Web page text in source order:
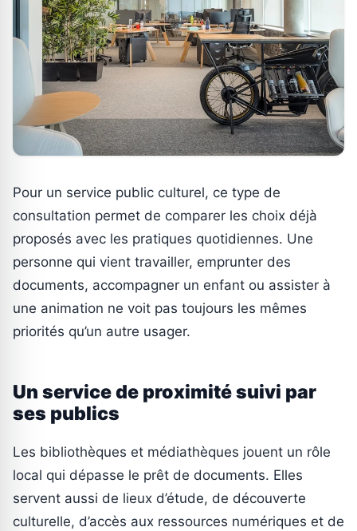
Pour un service public culturel, ce type de
consultation permet de comparer les choix déjà
proposés avec les pratiques quotidiennes. Une
personne qui vient travailler, emprunter des
documents, accompagner un enfant ou assister à
une animation ne voit pas toujours les mêmes
priorités qu’un autre usager.
Un service de proximité suivi par
ses publics
Les bibliothèques et médiathèques jouent un rôle
local qui dépasse le prêt de documents. Elles
servent aussi de lieux d’étude, de découverte
culturelle, d’accès aux ressources numériques et de